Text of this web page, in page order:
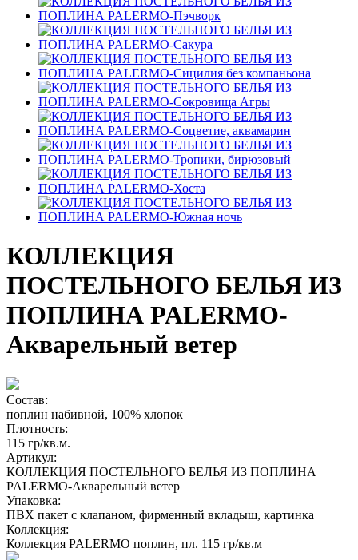
КОЛЛЕКЦИЯ
ПОСТЕЛЬНОГО БЕЛЬЯ ИЗ
ПОПЛИНА PALERMO-
Акварельный ветер
Состав:
поплин набивной, 100% хлопок
Плотность:
115 гр/кв.м.
Артикул:
КОЛЛЕКЦИЯ ПОСТЕЛЬНОГО БЕЛЬЯ ИЗ ПОПЛИНА
PALERMO-Акварельный ветер
Упаковка:
ПВХ пакет с клапаном, фирменный вкладыш, картинка
Коллекция:
Коллекция PALERMO поплин, пл. 115 гр/кв.м